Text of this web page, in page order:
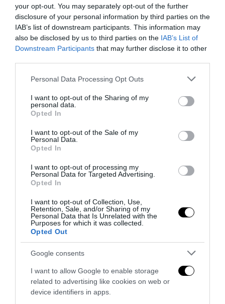
your opt-out. You may separately opt-out of the further
disclosure of your personal information by third parties on the
IAB’s list of downstream participants. This information may
also be disclosed by us to third parties on the IAB’s List of
Downstream Participants that may further disclose it to other
Please note that this website/app uses one or more Google
not limited to your visit or usage behaviour. You may click to
grant or deny consent to Google and its third-party tags to
use your data for below specified purposes in below Google
consent section.
Personal Data Processing Opt Outs
I want to opt-out of the Sharing of my
personal data.
Opted In
I want to opt-out of the Sale of my
Personal Data.
Opted In
I want to opt-out of processing my
Personal Data for Targeted Advertising.
Opted In
I want to opt-out of Collection, Use,
Retention, Sale, and/or Sharing of my
Personal Data that Is Unrelated with the
Purposes for which it was collected.
Opted Out
Google consents
I want to allow Google to enable storage
related to advertising like cookies on web or
device identifiers in apps.
l’antifascismo copia il fascismo
6 Agosto 2026
veto del disordine
6 Agosto 2026